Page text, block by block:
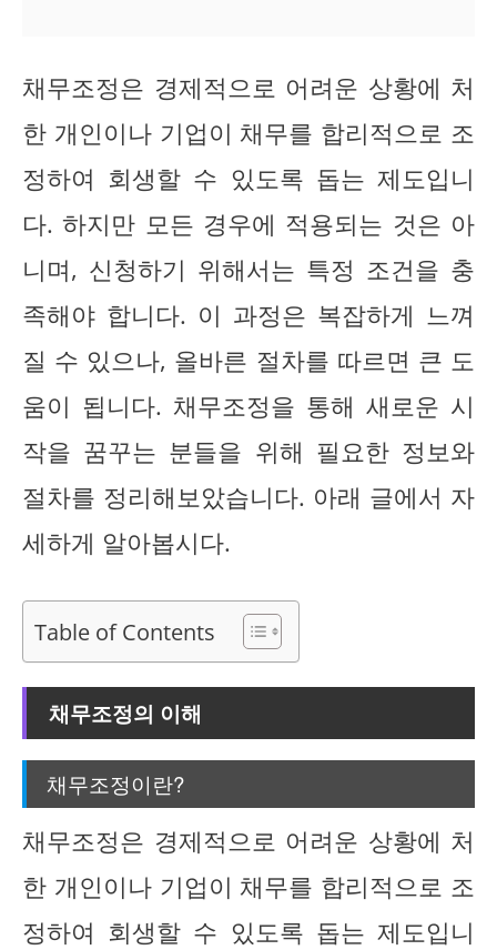
채무조정은 경제적으로 어려운 상황에 처
한 개인이나 기업이 채무를 합리적으로 조
정하여 회생할 수 있도록 돕는 제도입니
다. 하지만 모든 경우에 적용되는 것은 아
니며, 신청하기 위해서는 특정 조건을 충
족해야 합니다. 이 과정은 복잡하게 느껴
질 수 있으나, 올바른 절차를 따르면 큰 도
움이 됩니다. 채무조정을 통해 새로운 시
작을 꿈꾸는 분들을 위해 필요한 정보와
절차를 정리해보았습니다. 아래 글에서 자
세하게 알아봅시다.
Table of Contents
채무조정의 이해
채무조정이란?
채무조정은 경제적으로 어려운 상황에 처
한 개인이나 기업이 채무를 합리적으로 조
정하여 회생할 수 있도록 돕는 제도입니